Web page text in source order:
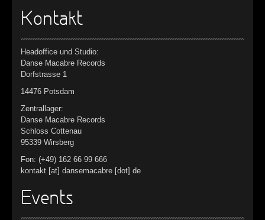
Kontakt
Headoffice und Studio:
Danse Macabre Records
Dorfstrasse 1
14476 Potsdam
Zentrallager:
Danse Macabre Records
Schloss Cottenau
95339 Wirsberg
Fon: (+49) 162 66 99 666
kontakt [at] dansemacabre [dot] de
Events